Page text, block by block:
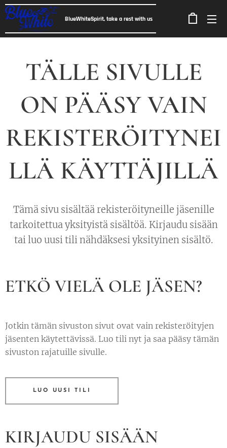
BlueWhiteSpirit, take a rest with us
TÄLLE SIVULLE
ON PÄÄSY VAIN
REKISTERÖITYNEI
LLÄ KÄYTTÄJILLÄ
Tämä sivu sisältää rekisteröityneille jäsenille
tarkoitettua yksityistä sisältöä. Kirjaudu sisään
tai luo uusi tili nähdäksesi yksityinen sisältö.
ETKÖ VIELÄ OLE JÄSEN?
Jotkin tämän sivuston sivut ovat vain rekisteröityjen
jäsenten käytettävissä. Luo tili nyt ja saa pääsy tämän
sivuston rajatuille sivulle.
LUO UUSI TILI
KIRJAUDU SISÄÄN